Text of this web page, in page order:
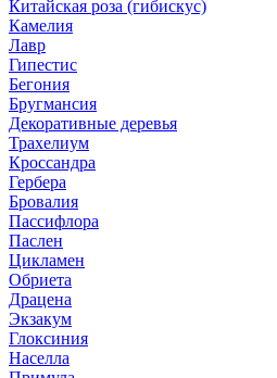
Китайская роза (гибискус)
Камелия
Лавр
Гипестис
Бегония
Бругмансия
Декоративные деревья
Трахелиум
Кроссандра
Гербера
Бровалия
Пассифлора
Паслен
Цикламен
Обриета
Драцена
Экзакум
Глоксиния
Населла